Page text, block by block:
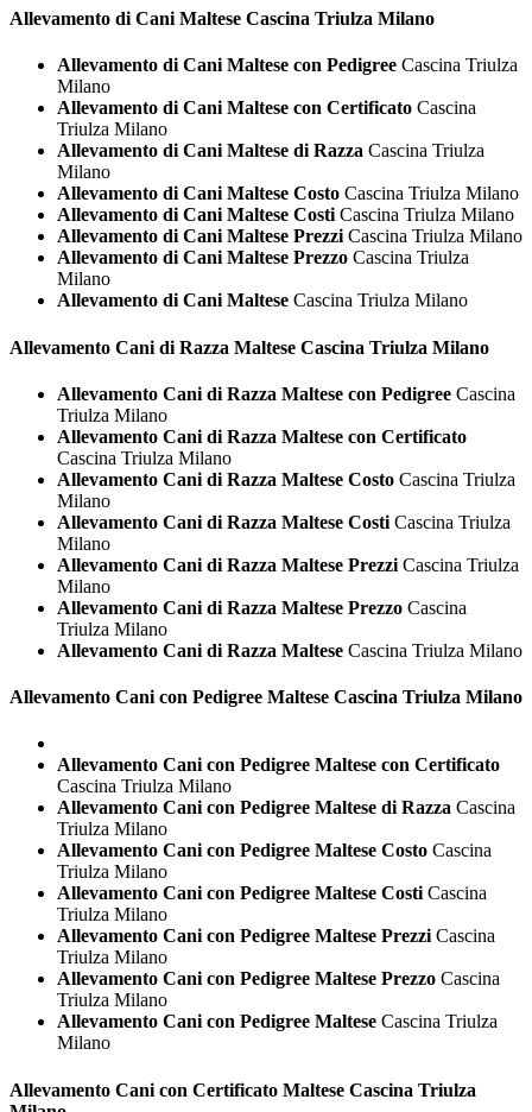
Allevamento di Cani Maltese Cascina Triulza Milano
Allevamento di Cani Maltese con Pedigree Cascina Triulza
Milano
Allevamento di Cani Maltese con Certificato Cascina
Triulza Milano
Allevamento di Cani Maltese di Razza Cascina Triulza
Milano
Allevamento di Cani Maltese Costo Cascina Triulza Milano
Allevamento di Cani Maltese Costi Cascina Triulza Milano
Allevamento di Cani Maltese Prezzi Cascina Triulza Milano
Allevamento di Cani Maltese Prezzo Cascina Triulza
Milano
Allevamento di Cani Maltese Cascina Triulza Milano
Allevamento Cani di Razza Maltese Cascina Triulza Milano
Allevamento Cani di Razza Maltese con Pedigree Cascina
Triulza Milano
Allevamento Cani di Razza Maltese con Certificato
Cascina Triulza Milano
Allevamento Cani di Razza Maltese Costo Cascina Triulza
Milano
Allevamento Cani di Razza Maltese Costi Cascina Triulza
Milano
Allevamento Cani di Razza Maltese Prezzi Cascina Triulza
Milano
Allevamento Cani di Razza Maltese Prezzo Cascina
Triulza Milano
Allevamento Cani di Razza Maltese Cascina Triulza Milano
Allevamento Cani con Pedigree Maltese Cascina Triulza Milano
Allevamento Cani con Pedigree Maltese con Certificato
Cascina Triulza Milano
Allevamento Cani con Pedigree Maltese di Razza Cascina
Triulza Milano
Allevamento Cani con Pedigree Maltese Costo Cascina
Triulza Milano
Allevamento Cani con Pedigree Maltese Costi Cascina
Triulza Milano
Allevamento Cani con Pedigree Maltese Prezzi Cascina
Triulza Milano
Allevamento Cani con Pedigree Maltese Prezzo Cascina
Triulza Milano
Allevamento Cani con Pedigree Maltese Cascina Triulza
Milano
Allevamento Cani con Certificato Maltese Cascina Triulza